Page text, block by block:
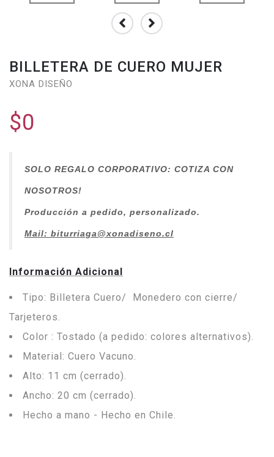
BILLETERA DE CUERO MUJER
XONA DISEÑO
$0
SOLO REGALO CORPORATIVO: COTIZA CON
NOSOTROS!
Producción a pedido, personalizado.
Mail: biturriaga@xonadiseno.cl
Información Adicional
Tipo: Billetera Cuero/ Monedero con cierre/
Tarjeteros.
Color : Tostado (a pedido: colores alternativos).
Material: Cuero Vacuno.
Alto: 11 cm (cerrado).
Ancho: 20 cm (cerrado).
Hecho a mano - Hecho en Chile.